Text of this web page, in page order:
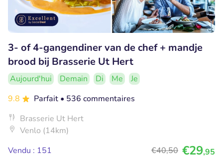
3- of 4-gangendiner van de chef + mandje
brood bij Brasserie Ut Hert
Aujourd'hui Demain Di Me
Je
9.8
Parfait • 536 commentaires
Brasserie Ut Hert
Venlo (14km)
Vendu : 151
€40,50 €29,95